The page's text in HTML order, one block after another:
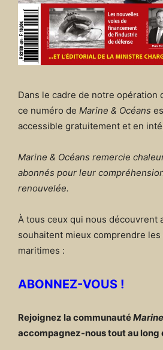
Dans le cadre de notre opération
ce numéro de Marine & Océans
accessible gratuitement et en
Marine & Océans remercie
abonnés pour leur
renouvelée.
À tous ceux qui nous découvrent
souhaitent mieux comprendre
maritimes :
ABONNEZ-VOUS !
Rejoignez la communauté
accompagnez-nous tout au long